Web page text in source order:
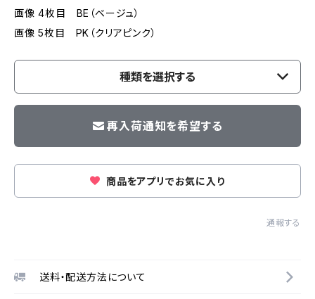
画像 4枚目 BE（ベージュ）
画像 5枚目 PK（クリアピンク）
種類を選択する
再入荷通知を希望する
商品をアプリでお気に入り
通報する
送料・配送方法について